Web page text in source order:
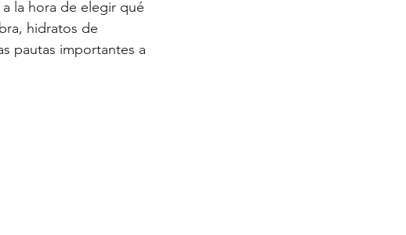
hidratos de
pautas importantes a